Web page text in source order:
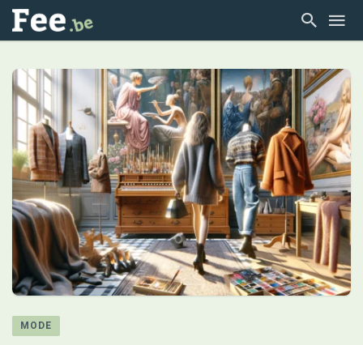
MODE